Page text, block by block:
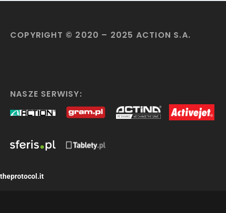
COPYRIGHT © 2020 – 2025 ACTION S.A.
NASZE SERWISY:
theprotocol.it